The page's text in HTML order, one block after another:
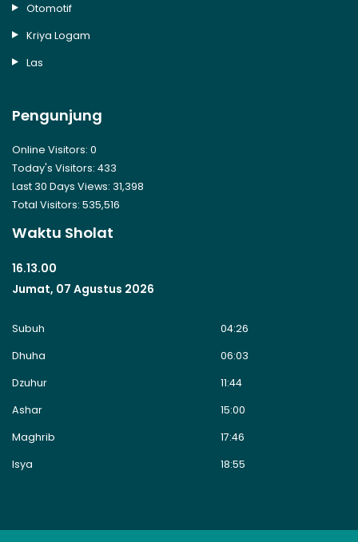
Otomotif
Kriya Logam
Las
Pengunjung
Online Visitors: 0
Today's Visitors: 433
Last 30 Days Views: 31,398
Total Visitors: 535,516
Waktu Sholat
16.13.01
Jumat, 07 Agustus 2026
Subuh
04:26
Dhuha
06:03
Dzuhur
11:44
Ashar
15:00
Maghrib
17:46
Isya
18:55